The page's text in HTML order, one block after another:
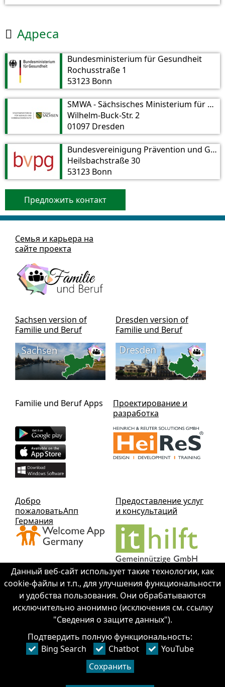
Данный веб-сайт использует такие технологии, как
cookie-файлы и т.п., для улучшения функциональности
и удобства пользования. Они обрабатываются
исключительно анонимно (исключения см. ссылку
"Сведения о защите данных").
Подтвердить полную функциональность:
Bing Search
Chatbot
YouTube
Сохранить
 Aдреса
Bundesministerium für Gesundheit
Rochusstraße 1
53123 Bonn
SMWA - Sächsisches Ministerium für Wirtschaft, Arbeit und Verkehr
Wilhelm-Buck-Str. 2
01097 Dresden
Bundesvereinigung Prävention und Gesundheitsförderung e. V.
Heilsbachstraße 30
53123 Bonn
Предложить контакт
Семья и карьера на
сайте проекта
Sachsen version of
Familie und Beruf
Dresden version of
Familie und Beruf
Familie und Beruf Apps
Проектирование и
разработка
Добро
пожаловатьАпп
Германия
Предоставление услуг
и консультаций
Contact IThilft gGmbH
+49 351 - 312 930 64
info@it-hilft.de
Напечатать (на немецком языке)
защита информации